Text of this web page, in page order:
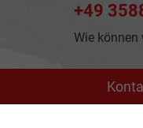
+49
Wie können